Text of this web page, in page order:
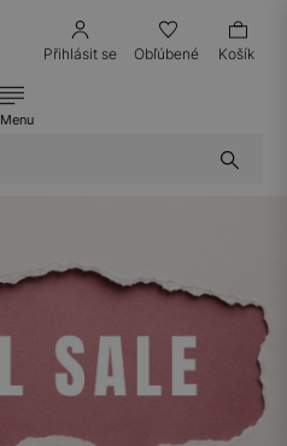
Přihlásit se Obľúbené Košík
Menu